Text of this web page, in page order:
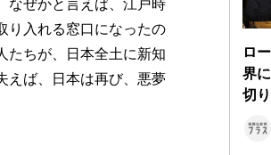
なぜかと言えば、江戸時
り入れる窓口になったの
たちが、日本全土に新知
えば、日本は再び、悪夢
ロ
界
切